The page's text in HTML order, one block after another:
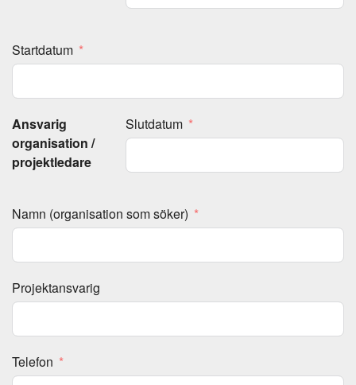
Startdatum
Slutdatum
Ansvarig
organisation /
projektledare
Namn (organisation som söker)
Projektansvarig
Telefon